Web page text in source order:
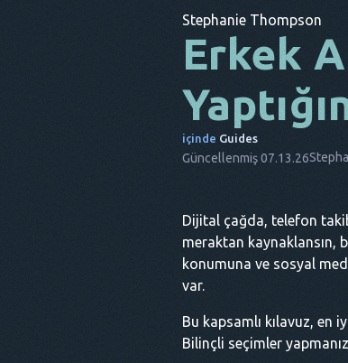
Stephanie Thompson
Erkek
içinde Guides
Güncellenmiş 07.13.26
Dijital çağda, telefon
meraktan kaynaklansın,
konumuna ve sosyal
var.
Bu kapsamlı kılavuz, en
Bilinçli seçimler